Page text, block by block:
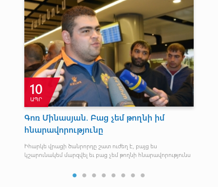
10
ԱՊՐ
Գոռ Մինասյան. Բաց չեմ թողնի իմ
հնարավորությունը
Իհարկե վրացի ծանրորդը շատ ուժեղ է, բայց ես
կշարունակեմ մարզվել եւ բաց չեմ թողնի հնարավորությունս